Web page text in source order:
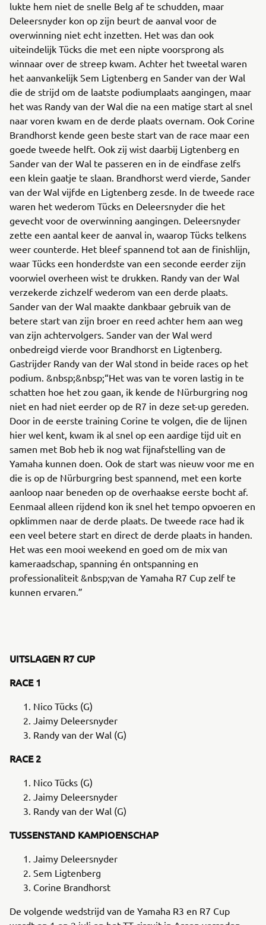
lukte hem niet de snelle Belg af te schudden, maar
Deleersnyder kon op zijn beurt de aanval voor de
overwinning niet echt inzetten. Het was dan ook
uiteindelijk Tücks die met een nipte voorsprong als
winnaar over de streep kwam. Achter het tweetal waren
het aanvankelijk Sem Ligtenberg en Sander van der Wal
die de strijd om de laatste podiumplaats aangingen, maar
het was Randy van der Wal die na een matige start al snel
naar voren kwam en de derde plaats overnam. Ook Corine
Brandhorst kende geen beste start van de race maar een
goede tweede helft. Ook zij wist daarbij Ligtenberg en
Sander van der Wal te passeren en in de eindfase zelfs
een klein gaatje te slaan. Brandhorst werd vierde, Sander
van der Wal vijfde en Ligtenberg zesde. In de tweede race
waren het wederom Tücks en Deleersnyder die het
gevecht voor de overwinning aangingen. Deleersnyder
zette een aantal keer de aanval in, waarop Tücks telkens
weer counterde. Het bleef spannend tot aan de finishlijn,
waar Tücks een honderdste van een seconde eerder zijn
voorwiel overheen wist te drukken. Randy van der Wal
verzekerde zichzelf wederom van een derde plaats.
Sander van der Wal maakte dankbaar gebruik van de
betere start van zijn broer en reed achter hem aan weg
van zijn achtervolgers. Sander van der Wal werd
onbedreigd vierde voor Brandhorst en Ligtenberg.
Gastrijder Randy van der Wal stond in beide races op het
podium. &nbsp;&nbsp;“Het was van te voren lastig in te
schatten hoe het zou gaan, ik kende de Nürburgring nog
niet en had niet eerder op de R7 in deze set-up gereden.
Door in de eerste training Corine te volgen, die de lijnen
hier wel kent, kwam ik al snel op een aardige tijd uit en
samen met Bob heb ik nog wat fijnafstelling van de
Yamaha kunnen doen. Ook de start was nieuw voor me en
die is op de Nürburgring best spannend, met een korte
aanloop naar beneden op de overhaakse eerste bocht af.
Eenmaal alleen rijdend kon ik snel het tempo opvoeren en
opklimmen naar de derde plaats. De tweede race had ik
een veel betere start en direct de derde plaats in handen.
Het was een mooi weekend en goed om de mix van
kameraadschap, spanning én ontspanning en
professionaliteit &nbsp;van de Yamaha R7 Cup zelf te
kunnen ervaren.”
UITSLAGEN R7 CUP
RACE 1
Nico Tücks (G)
Jaimy Deleersnyder
Randy van der Wal (G)
RACE 2
Nico Tücks (G)
Jaimy Deleersnyder
Randy van der Wal (G)
TUSSENSTAND KAMPIOENSCHAP
Jaimy Deleersnyder
Sem Ligtenberg
Corine Brandhorst
De volgende wedstrijd van de Yamaha R3 en R7 Cup